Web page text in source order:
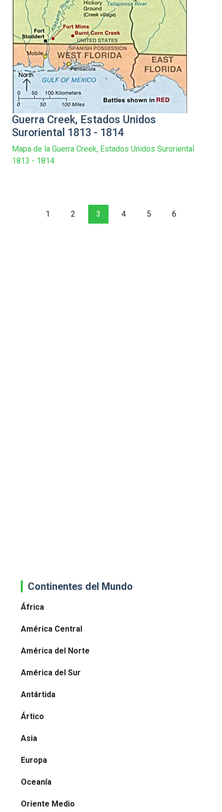
Guerra Creek, Estados Unidos
Suroriental 1813 - 1814
Mapa de la Guerra Creek, Estados Unidos Suroriental
1813 - 1814
1 2 3 4 5 6
Continentes del Mundo
África
América Central
América del Norte
América del Sur
Antártida
Ártico
Asia
Europa
Oceanía
Oriente Medio